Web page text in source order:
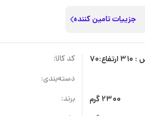
جزییات تامین کننده
2300 گرم
کد کالا:
دسته‌بندی:
برند: